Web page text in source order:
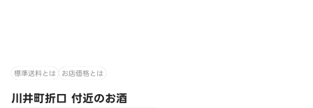
標準送料とは お店価格とは
川井町折口 付近のお酒